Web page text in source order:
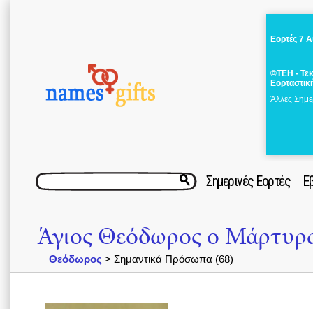
Εορτές 7
©ΤΕΗ -
Άλλες
Σημερινές Εορτές
Άγιος Θεόδωρος ο
Θεόδωρος > Σημαντικά Πρόσωπα (68)